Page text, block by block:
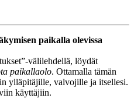
paikalla olevissa
välilehdellä, löydät
paikallaolo. Ottamalla tämän
ylläpitäjille, valvojille ja itsellesi.
käyttäjiin.